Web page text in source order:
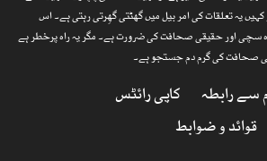
یہ تعلقات کی امر بیل میں گھٹتی گھِرتی رہتی ہے۔ اس
سچی اور حقیقی صحافت کی ضرورت ہے۔ مگر یہ راہ پرخطر ہے
صحافت کی گرم دم جستجو ہے۔
سے رابطہ
کاپی رائٹس
قوائد و ضوابط